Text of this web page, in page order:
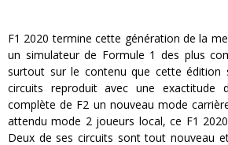
F1 2020 termine cette génération de la
un simulateur de Formule 1 des plus
surtout sur le contenu que cette édition
circuits reproduit avec une exactitude
complète de F2 un nouveau mode
attendu mode 2 joueurs local, ce F1
Deux de ses circuits sont tout nouveau